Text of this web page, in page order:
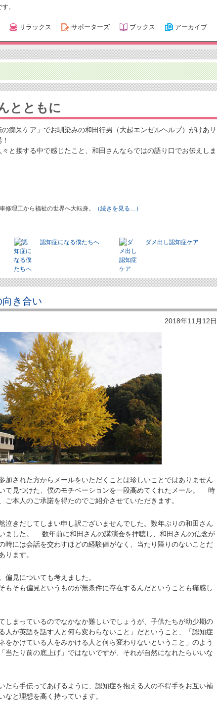
。
リラックス サポーターズ ブックス アーカイブ
とともに
の痴呆ケア」でお馴染みの和田行男（大起エンゼルヘルプ）がけあサ
々と接する中で感じたこと、和田さんならではの語り口でお伝えしま
修理工から福祉の世界へ大転身。 （続きを見る…）
認知症になる僕たちへ ダメ出し認知症ケア
き合い
2018年11月12日
された方からメールをいただくことは珍しいことではありません
て見つけた、僕のモチベーションを一段高めてくれたメール。 時
ご本人のご承諾を得たのでご紹介させていただきます。
きだしてしまい申し訳ございませんでした。数年ぶりの和田さん
ました。 数年前に和田さんの講演会を拝聴し、和田さんの信念が
時には会話を交わすほどの経験値がなく、当たり障りのないことだ
ります。
見についても考えました。
そも偏見というものが無条件に存在するんだということも痛感し
まっているのでなかなか難しいでしょうが、子供たちが幼少期の
人が英語を話す人と何ら変わらないこと」だということ、「認知症
をかけている人をみかける人と何ら変わりないということ」のよう
当たり前の底上げ」ではないですが、それが自然になれたらいいな
ら手伝ってあげるように、認知症を抱える人の不得手をお互い補
なと理想を高く持っています。